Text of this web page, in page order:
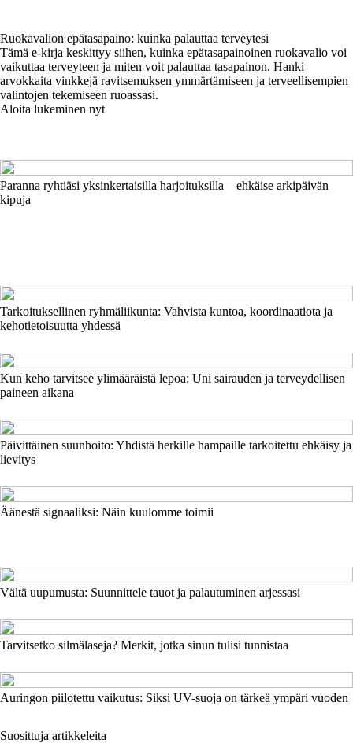
Ruokavalion epätasapaino: kuinka palauttaa terveytesi
Tämä e-kirja keskittyy siihen, kuinka epätasapainoinen ruokavalio voi
vaikuttaa terveyteen ja miten voit palauttaa tasapainon. Hanki
arvokkaita vinkkejä ravitsemuksen ymmärtämiseen ja terveellisempien
valintojen tekemiseen ruoassasi.
Aloita lukeminen nyt
Paranna ryhtiäsi yksinkertaisilla harjoituksilla – ehkäise arkipäivän
kipuja
Tarkoituksellinen ryhmäliikunta: Vahvista kuntoa, koordinaatiota ja
kehotietoisuutta yhdessä
Kun keho tarvitsee ylimääräistä lepoa: Uni sairauden ja terveydellisen
paineen aikana
Päivittäinen suunhoito: Yhdistä herkille hampaille tarkoitettu ehkäisy ja
lievitys
Äänestä signaaliksi: Näin kuulomme toimii
Vältä uupumusta: Suunnittele tauot ja palautuminen arjessasi
Tarvitsetko silmälaseja? Merkit, jotka sinun tulisi tunnistaa
Auringon piilotettu vaikutus: Siksi UV-suoja on tärkeä ympäri vuoden
Suosittuja artikkeleita